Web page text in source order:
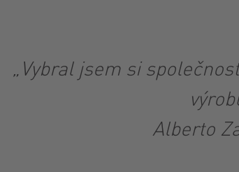
„Vybral jsem si
Alberto